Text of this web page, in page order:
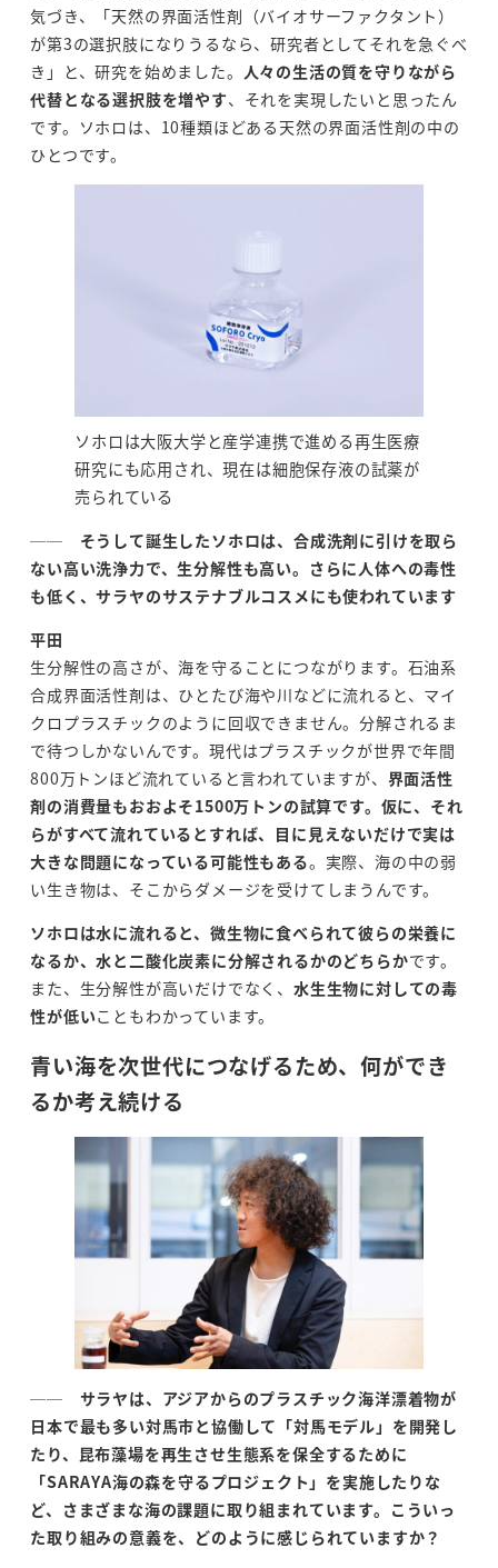
気づき、「天然の界面活性剤（バイオサーファクタント）
が第3の選択肢になりうるなら、研究者としてそれを急ぐべ
き」と、研究を始めました。 人々の生活の質を守りながら
代替となる選択肢を増やす、それを実現したいと思ったん
です。ソホロは、10種類ほどある天然の界面活性剤の中の
ひとつです。
ソホロは大阪大学と産学連携で進める再生医療
研究にも応用され、現在は細胞保存液の試薬が
売られている
── そうして誕生したソホロは、合成洗剤に引けを取ら
ない高い洗浄力で、生分解性も高い。さらに人体への毒性
も低く、サラヤのサステナブルコスメにも使われています
平田
生分解性の高さが、海を守ることにつながります。石油系
合成界面活性剤は、ひとたび海や川などに流れると、マイ
クロプラスチックのように回収できません。分解されるま
で待つしかないんです。現代はプラスチックが世界で年間
800万トンほど流れていると言われていますが、 界面活性
剤の消費量もおおよそ1500万トンの試算です。仮に、それ
らがすべて流れているとすれば、目に見えないだけで実は
大きな問題になっている可能性もある。実際、海の中の弱
い生き物は、そこからダメージを受けてしまうんです。
ソホロは水に流れると、微生物に食べられて彼らの栄養に
なるか、水と二酸化炭素に分解されるかのどちらかです。
また、生分解性が高いだけでなく、 水生生物に対しての毒
性が低いこともわかっています。
青い海を次世代につなげるため、何ができ
るか考え続ける
── サラヤは、アジアからのプラスチック海洋漂着物が
日本で最も多い対馬市と協働して「対馬モデル」を開発し
たり、昆布藻場を再生させ生態系を保全するために
「SARAYA海の森を守るプロジェクト」を実施したりな
ど、さまざまな海の課題に取り組まれています。こういっ
た取り組みの意義を、どのように感じられていますか？